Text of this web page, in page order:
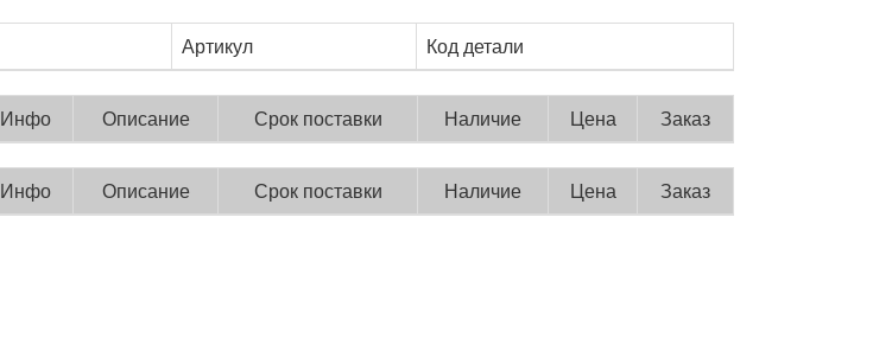
Артикул Код детали
Инфо Описание Срок поставки Наличие Цена Заказ
Инфо Описание Срок поставки Наличие Цена Заказ